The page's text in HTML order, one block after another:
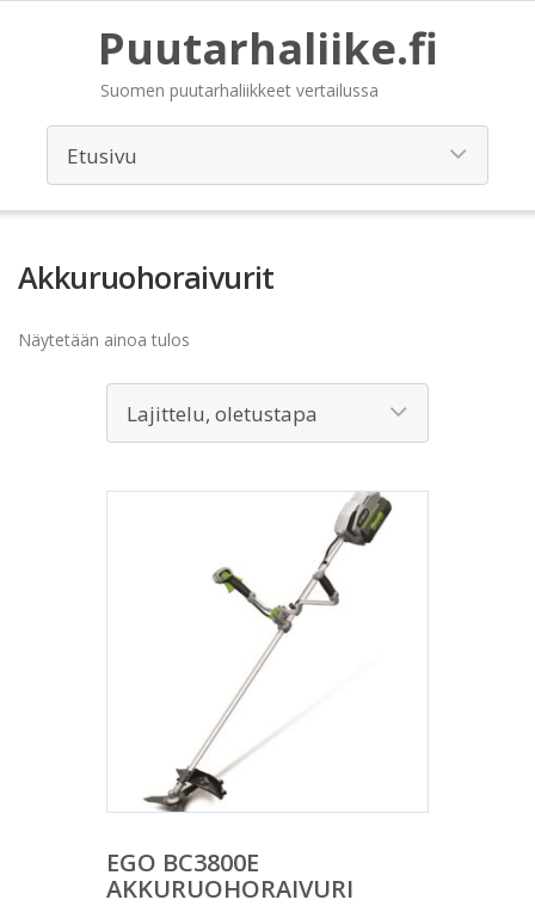
Puutarhaliike.fi
Suomen puutarhaliikkeet vertailussa
Akkuruohoraivurit
Näytetään ainoa tulos
EGO BC3800E
AKKURUOHORAIVURI